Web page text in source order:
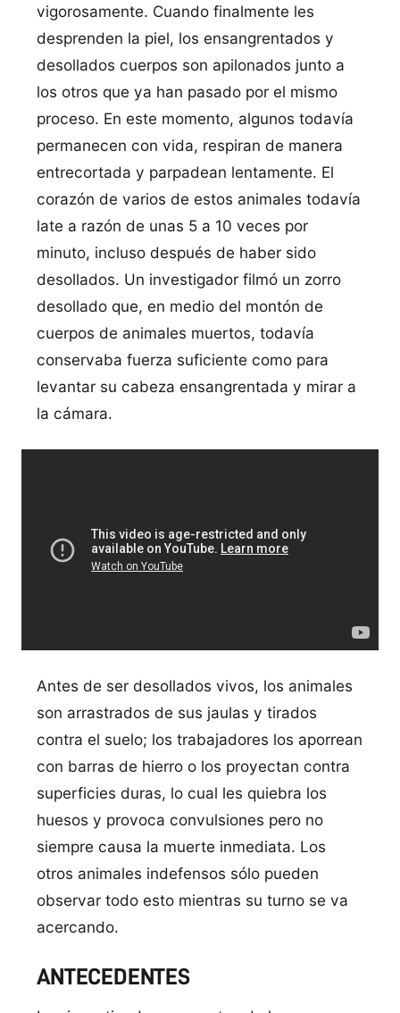
vigorosamente. Cuando finalmente les
desprenden la piel, los ensangrentados y
desollados cuerpos son apilonados junto a
los otros que ya han pasado por el mismo
proceso. En este momento, algunos todaví­a
permanecen con vida, respiran de manera
entrecortada y parpadean lentamente. El
corazón de varios de estos animales todaví­a
late a razón de unas 5 a 10 veces por
minuto, incluso después de haber sido
desollados. Un investigador filmó un zorro
desollado que, en medio del montón de
cuerpos de animales muertos, todaví­a
conservaba fuerza suficiente como para
levantar su cabeza ensangrentada y mirar a
la cámara.
Antes de ser desollados vivos, los animales
son arrastrados de sus jaulas y tirados
contra el suelo; los trabajadores los aporrean
con barras de hierro o los proyectan contra
superficies duras, lo cual les quiebra los
huesos y provoca convulsiones pero no
siempre causa la muerte inmediata. Los
otros animales indefensos sólo pueden
observar todo esto mientras su turno se va
acercando.
ANTECEDENTES